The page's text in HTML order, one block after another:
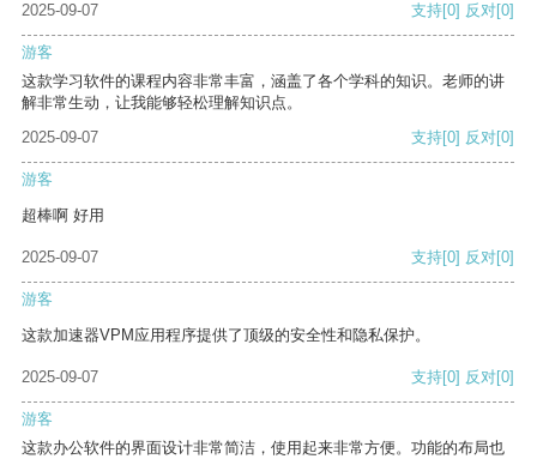
2025-09-07
支持[0] 反对[0]
游客
这款学习软件的课程内容非常丰富，涵盖了各个学科的知识。老师的讲
解非常生动，让我能够轻松理解知识点。
2025-09-07
支持[0] 反对[0]
游客
超棒啊 好用
2025-09-07 支持[0] 反对[0]
游客
这款加速器VPM应用程序提供了顶级的安全性和隐私保护。
2025-09-07 支持[0] 反对[0]
游客
这款办公软件的界面设计非常简洁，使用起来非常方便。功能的布局也